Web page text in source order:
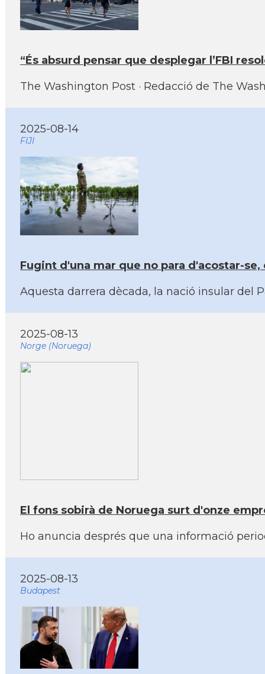
“És absurd pensar que desplegar l’FBI
The Washington Post · Redacció de The
2025-08-14
FIJI
Fugint d'una mar que no para d'acostar-
Aquesta darrera dècada, la nació insular del
2025-08-13
Norge (Noruega)
El fons sobirà de Noruega surt d'onze
Ho anuncia després que una informació
2025-08-13
Budapest